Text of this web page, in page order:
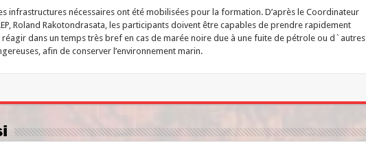
infrastructures nécessaires ont été mobilisées pour la formation. D’après le Coordinateur
Roland Rakotondrasata, les participants doivent être capables de prendre rapidement
réagir dans un temps très bref en cas de marée noire due à une fuite de pétrole ou d`autres
afin de conserver l’environnement marin.